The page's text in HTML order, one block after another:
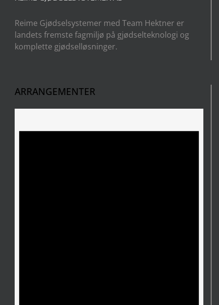
Reime Gjødselsystemer med Team Hektner er
landets fremste fagmiljø på gjødselteknologi og
komplette gjødselløsninger.
ARRANGEMENTER